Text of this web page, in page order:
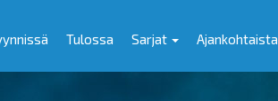
Tulossa Sarjat Ajankohtaista